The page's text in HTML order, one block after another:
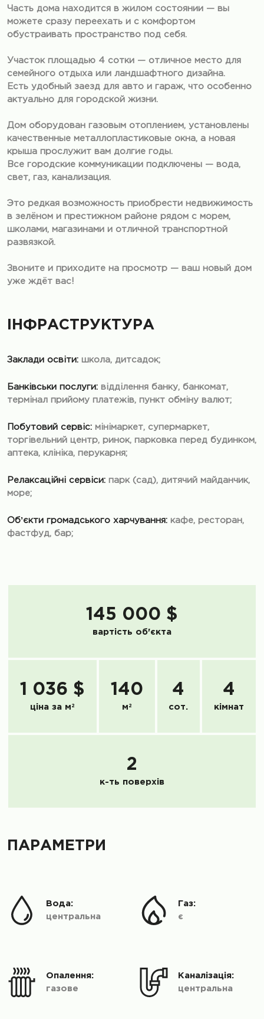
Часть дома находится в жилом состоянии — вы
можете сразу переехать и с комфортом
обустраивать пространство под себя.
Участок площадью 4 сотки — отличное место для
семейного отдыха или ландшафтного дизайна.
Есть удобный заезд для авто и гараж, что особенно
актуально для городской жизни.
Дом оборудован газовым отоплением, установлены
качественные металлопластиковые окна, а новая
крыша прослужит вам долгие годы.
Все городские коммуникации подключены — вода,
свет, газ, канализация.
Это редкая возможность приобрести недвижимость
в зелёном и престижном районе рядом с морем,
школами, магазинами и отличной транспортной
развязкой.
Звоните и приходите на просмотр — ваш новый дом
уже ждёт вас!
ІНФРАСТРУКТУРА
Заклади освіти: школа, дитсадок;
Банківськи послуги: відділення банку, банкомат,
термінал прийому платежів, пункт обміну валют;
Побутовий сервіс: мінімаркет, супермаркет,
торгівельний центр, ринок, парковка перед будинком,
аптека, клініка, перукарня;
Релаксаційні сервіси: парк (сад), дитячий майданчик,
море;
Обʼєкти громадського харчування: кафе, ресторан,
фастфуд, бар;
145 000 $
вартість об'єкта
1 036 $
ціна за м 2
140
м 2
4
сот.
4
кімнат
2
к-ть поверхів
ПАРАМЕТРИ
центральна
Вода:
є
Газ:
газове
Опалення:
центральна
Каналізація: